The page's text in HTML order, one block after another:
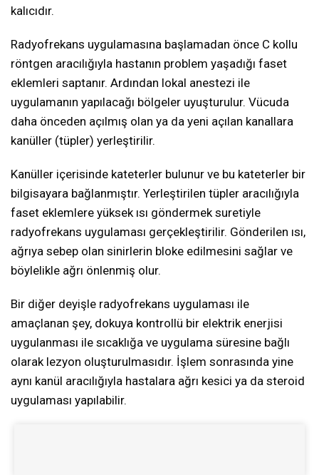
kalıcıdır.
Radyofrekans uygulamasına başlamadan önce C kollu
röntgen aracılığıyla hastanın problem yaşadığı faset
eklemleri saptanır. Ardından lokal anestezi ile
uygulamanın yapılacağı bölgeler uyuşturulur. Vücuda
daha önceden açılmış olan ya da yeni açılan kanallara
kanüller (tüpler) yerleştirilir.
Kanüller içerisinde kateterler bulunur ve bu kateterler bir
bilgisayara bağlanmıştır. Yerleştirilen tüpler aracılığıyla
faset eklemlere yüksek ısı göndermek suretiyle
radyofrekans uygulaması gerçekleştirilir. Gönderilen ısı,
ağrıya sebep olan sinirlerin bloke edilmesini sağlar ve
böylelikle ağrı önlenmiş olur.
Bir diğer deyişle radyofrekans uygulaması ile
amaçlanan şey, dokuya kontrollü bir elektrik enerjisi
uygulanması ile sıcaklığa ve uygulama süresine bağlı
olarak lezyon oluşturulmasıdır. İşlem sonrasında yine
aynı kanül aracılığıyla hastalara ağrı kesici ya da steroid
uygulaması yapılabilir.